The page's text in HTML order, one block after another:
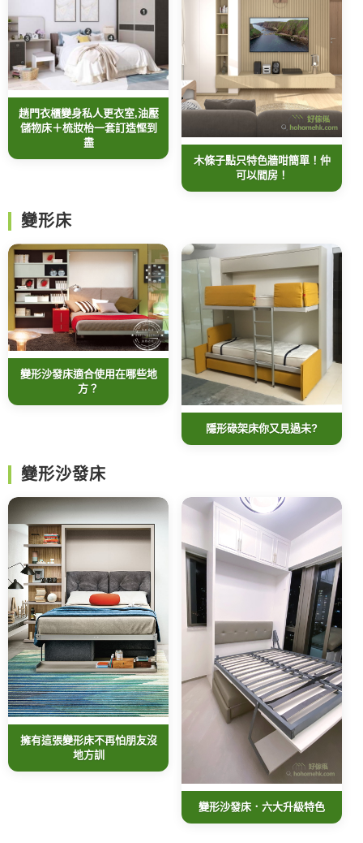
趟門衣櫃變身私人更衣室,油壓
儲物床＋梳妝枱一套訂造慳到
盡
木條子點只特色牆咁簡單！仲
可以間房！
變形床
變形沙發床適合使用在哪些地
方？
隱形碌架床你又見過未?
變形沙發床
擁有這張變形床不再怕朋友沒
地方訓
變形沙發床．六大升級特色